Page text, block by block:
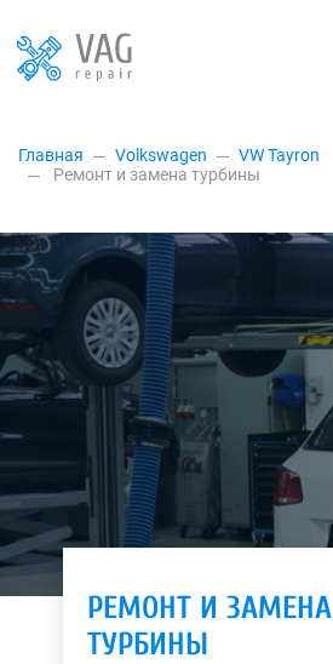
Главная Volkswagen
VW Tayron
Ремонт и замена турбины
РЕМОНТ И ЗАМЕНА
ТУРБИНЫ